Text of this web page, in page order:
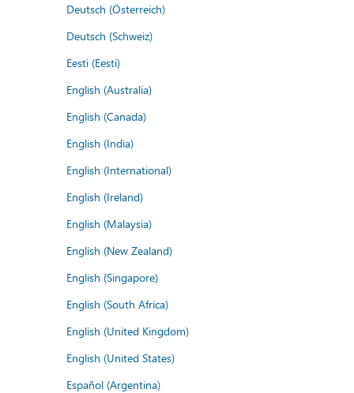
Deutsch (Österreich)
Deutsch (Schweiz)
Eesti (Eesti)
English (Australia)
English (Canada)
English (India)
English (International)
English (Ireland)
English (Malaysia)
English (New Zealand)
English (Singapore)
English (South Africa)
English (United Kingdom)
English (United States)
Español (Argentina)